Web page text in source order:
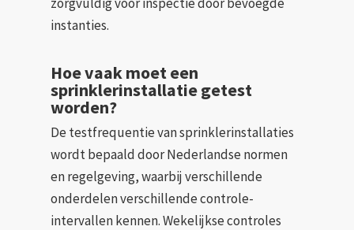
instanties.
Hoe vaak moet een
sprinklerinstallatie getest
worden?
De testfrequentie van sprinklerinstallaties
wordt bepaald door Nederlandse normen
en regelgeving, waarbij verschillende
onderdelen verschillende controle-
intervallen kennen. Wekelijkse controles